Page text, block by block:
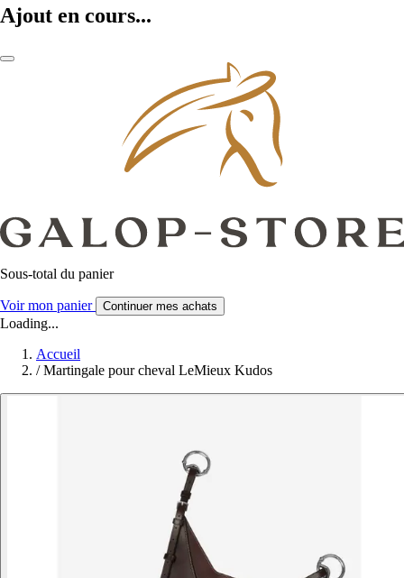
Ajout en cours...
Sous-total du panier
Voir mon panier Continuer mes achats
Loading...
Accueil
/ Martingale pour cheval LeMieux Kudos